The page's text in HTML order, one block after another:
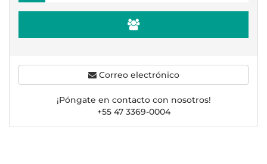
Correo electrónico
¡Póngate en contacto con nosotros!
+55 47 3369-0004